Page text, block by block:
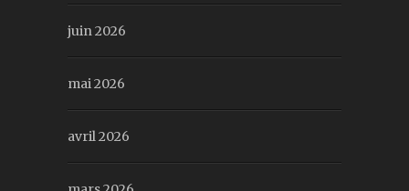
juin 2026
mai 2026
avril 2026